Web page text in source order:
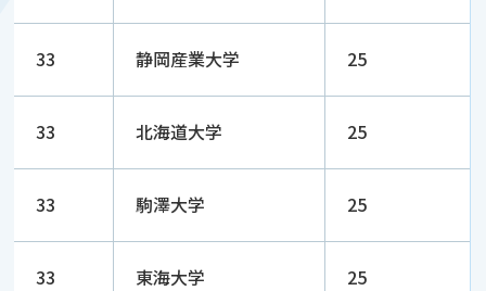
33 静岡産業大学 25
33 北海道大学 25
33 駒澤大学 25
33 東海大学 25